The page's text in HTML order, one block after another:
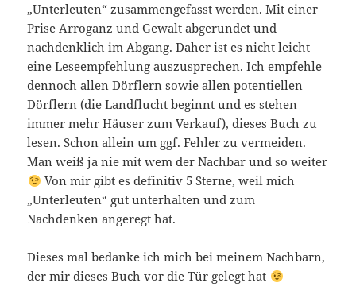
„Unterleuten“ zusammengefasst werden. Mit einer
Prise Arroganz und Gewalt abgerundet und
nachdenklich im Abgang. Daher ist es nicht leicht
eine Leseempfehlung auszusprechen. Ich empfehle
dennoch allen Dörflern sowie allen potentiellen
Dörflern (die Landflucht beginnt und es stehen
immer mehr Häuser zum Verkauf), dieses Buch zu
lesen. Schon allein um ggf. Fehler zu vermeiden.
Man weiß ja nie mit wem der Nachbar und so weiter
Von mir gibt es definitiv 5 Sterne, weil mich
„Unterleuten“ gut unterhalten und zum
Nachdenken angeregt hat.
Dieses mal bedanke ich mich bei meinem Nachbarn,
der mir dieses Buch vor die Tür gelegt hat